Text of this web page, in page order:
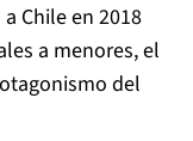
Chile en 2018
a menores, el
del